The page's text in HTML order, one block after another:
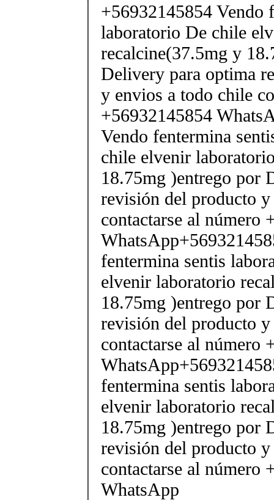
+56932145854 Vendo
laboratorio De chile
recalcine(37.5mg y
Delivery para optima
y envios a todo chile
+56932145854
Vendo fentermina
chile elvenir
18.75mg )entrego por
revisión del producto
contactarse al número
fentermina sentis
elvenir laboratorio
18.75mg )entrego por
revisión del producto
contactarse al número
fentermina sentis
elvenir laboratorio
18.75mg )entrego por
revisión del producto
contactarse al número
WhatsApp